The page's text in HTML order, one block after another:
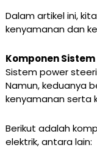
Dalam artikel ini,
kenyamanan dan
Komponen
Sistem power
Namun, keduanya
kenyamanan serta
Berikut adalah
elektrik, antara lain: